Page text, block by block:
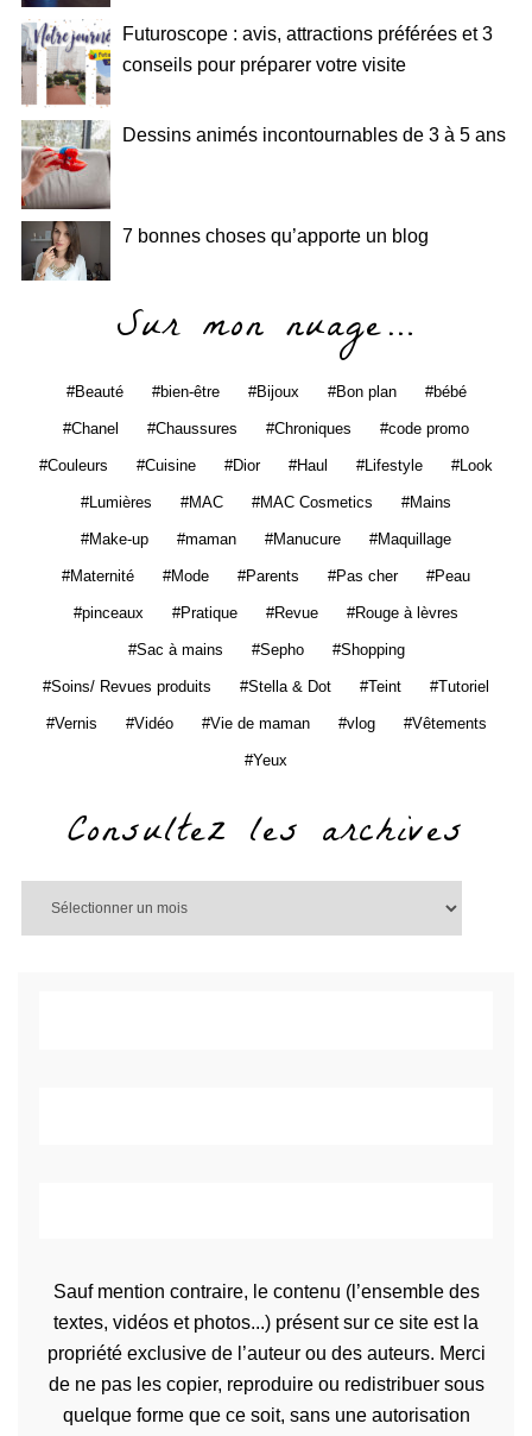
Futuroscope : avis, attractions préférées et 3
conseils pour préparer votre visite
Dessins animés incontournables de 3 à 5 ans
7 bonnes choses qu’apporte un blog
Sur mon nuage…
Beauté bien-être Bijoux Bon plan bébé
Chanel Chaussures Chroniques code promo
Couleurs Cuisine Dior Haul Lifestyle Look
Lumières MAC MAC Cosmetics Mains
Make-up maman Manucure Maquillage
Maternité Mode Parents Pas cher Peau
pinceaux Pratique Revue Rouge à lèvres
Sac à mains Sepho Shopping
Soins/ Revues produits Stella & Dot Teint Tutoriel
Vernis Vidéo Vie de maman vlog Vêtements
Yeux
Consultez les archives
Sauf mention contraire, le contenu (l’ensemble des
textes, vidéos et photos...) présent sur ce site est la
propriété exclusive de l’auteur ou des auteurs. Merci
de ne pas les copier, reproduire ou redistribuer sous
quelque forme que ce soit, sans une autorisation